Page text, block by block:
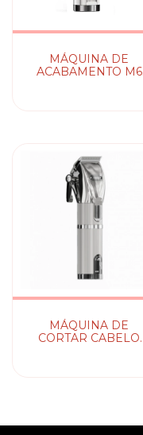
MÁQUINA DE
ACABAMENTO M6
MÁQUINA DE
CORTAR CABELO